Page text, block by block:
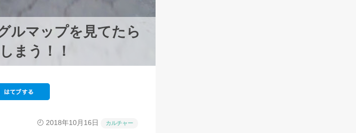
ルマップを見てたら
まう！！
2018年10月16日 カルチャー